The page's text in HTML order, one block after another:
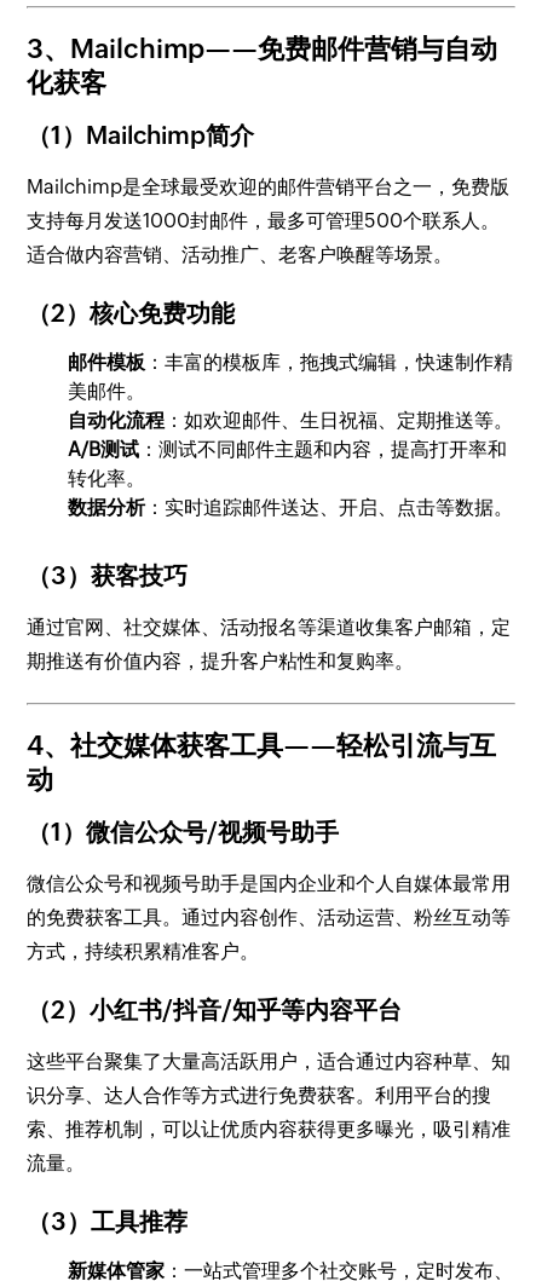
3、Mailchimp——免费邮件营销与自动
化获客
（1）Mailchimp简介
Mailchimp是全球最受欢迎的邮件营销平台之一，免费版
支持每月发送1000封邮件，最多可管理500个联系人。
适合做内容营销、活动推广、老客户唤醒等场景。
（2）核心免费功能
邮件模板 ：丰富的模板库，拖拽式编辑，快速制作精
美邮件。
自动化流程 ：如欢迎邮件、生日祝福、定期推送等。
A/B测试 ：测试不同邮件主题和内容，提高打开率和
转化率。
数据分析：实时追踪邮件送达、开启、点击等数据。
（3）获客技巧
通过官网、社交媒体、活动报名等渠道收集客户邮箱，定
期推送有价值内容，提升客户粘性和复购率。
4、社交媒体获客工具——轻松引流与互
动
（1）微信公众号/视频号助手
微信公众号和视频号助手是国内企业和个人自媒体最常用
的免费获客工具。通过内容创作、活动运营、粉丝互动等
方式，持续积累精准客户。
（2）小红书/抖音/知乎等内容平台
这些平台聚集了大量高活跃用户，适合通过内容种草、知
识分享、达人合作等方式进行免费获客。利用平台的搜
索、推荐机制，可以让优质内容获得更多曝光，吸引精准
流量。
（3）工具推荐
新媒体管家 ：一站式管理多个社交账号，定时发布、